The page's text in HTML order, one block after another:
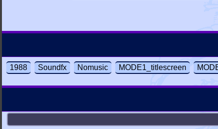
1988 Soundfx Nomusic MODE1_titlescreen